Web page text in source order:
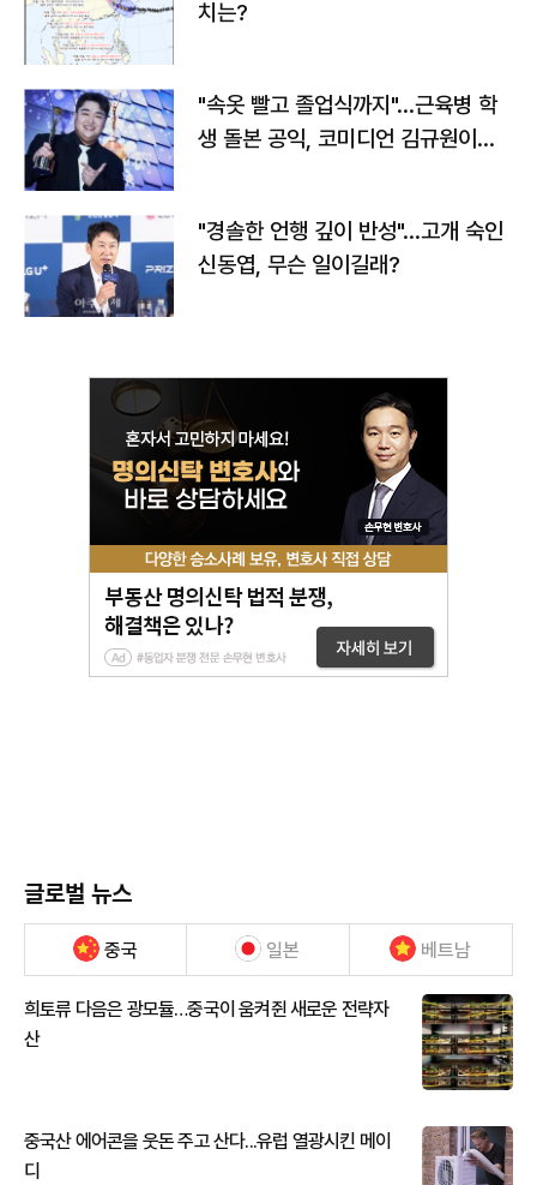
치는?
"속옷 빨고 졸업식까지"…근육병 학
생 돌본 공익, 코미디언 김규원이었
"경솔한 언행 깊이 반성"…고개 숙인
신동엽, 무슨 일이길래?
글로벌 뉴스
중국 일본 베트남
희토류 다음은 광모듈…중국이 움켜쥔 새로운 전략자
산
중국산 에어콘을 웃돈 주고 산다...유럽 열광시킨 메이
디